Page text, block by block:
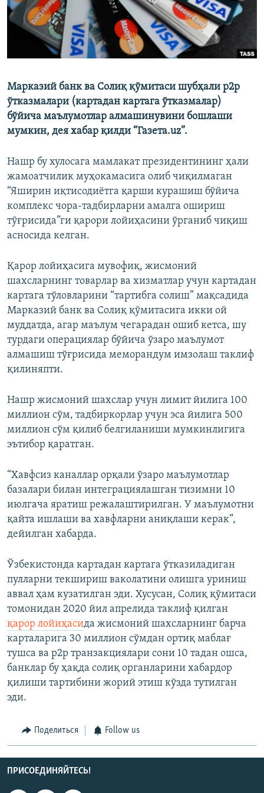
Марказий банк ва Солиқ қўмитаси шубҳали p2p
ўтказмалари (картадан картага ўтказмалар)
бўйича маълумотлар алмашинувини бошлаши
мумкин, дея хабар қилди “Газета.uz”.
Нашр бу хулосага мамлакат президентининг ҳали
жамоатчилик муҳокамасига олиб чиқилмаган
“Яширин иқтисодиётга қарши курашиш бўйича
комплекс чора-тадбирларни амалга ошириш
тўғрисида”ги қарори лойиҳасини ўрганиб чиқиш
асносида келган.
Қарор лойиҳасига мувофиқ, жисмоний
шахсларнинг товарлар ва хизматлар учун картадан
картага тўловларини “тартибга солиш” мақсадида
Марказий банк ва Солиқ қўмитасига икки ой
муддатда, агар маълум чегарадан ошиб кетса, шу
турдаги операциялар бўйича ўзаро маълумот
алмашиш тўғрисида меморандум имзолаш таклиф
қилиняпти.
Нашр жисмоний шахслар учун лимит йилига 100
миллион сўм, тадбиркорлар учун эса йилига 500
миллион сўм қилиб белгиланиши мумкинлигига
эътибор қаратган.
“Хавфсиз каналлар орқали ўзаро маълумотлар
базалари билан интеграциялашган тизимни 10
июлгача яратиш режалаштирилган. У маълумотни
қайта ишлаши ва хавфларни аниқлаши керак”,
дейилган хабарда.
Ўзбекистонда картадан картага ўтказиладиган
пулларни текшириш ваколатини олишга уриниш
аввал ҳам кузатилган эди. Хусусан, Солиқ қўмитаси
томонидан 2020 йил апрелида таклиф қилган
қарор лойиҳасида жисмоний шахсларнинг барча
карталарига 30 миллион сўмдан ортиқ маблағ
тушса ва p2p транзакциялари сони 10 тадан ошса,
банклар бу ҳақда солиқ органларини хабардор
қилиши тартибини жорий этиш кўзда тутилган
эди.
Поделиться Follow us
ПРИСОЕДИНЯЙТЕСЬ!